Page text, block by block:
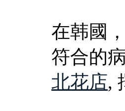
在韩國
符合的
北花店,